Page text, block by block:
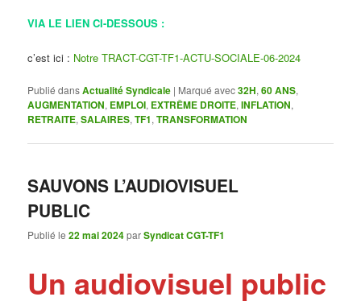
VIA LE LIEN CI-DESSOUS :
c’est ici : Notre TRACT-CGT-TF1-ACTU-SOCIALE-06-2024
Publié dansActualité Syndicale | Marqué avec32H,60 ANS,
AUGMENTATION, EMPLOI, EXTRÊME DROITE,INFLATION,
RETRAITE,SALAIRES,TF1,TRANSFORMATION
SAUVONS L’AUDIOVISUEL
PUBLIC
Publié le22 mai 2024parSyndicat CGT-TF1
Un audiovisuel public